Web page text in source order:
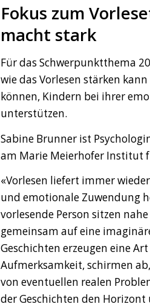
Fokus zum
macht stark
Für das Schwerpunktthema
wie das Vorlesen stärken
können, Kindern bei ihrer
unterstützen.
Sabine Brunner ist
am Marie Meierhofer Institut
«Vorlesen liefert immer
und emotionale Zuwendung
vorlesende Person sitzen
gemeinsam auf eine
Geschichten erzeugen eine
Aufmerksamkeit, schirmen
von eventuellen realen
der Geschichten den